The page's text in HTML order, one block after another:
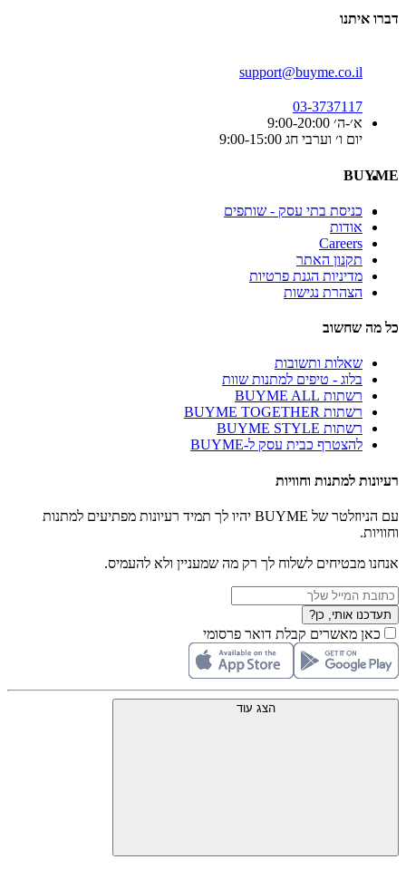
דברו איתנו
support@buyme.co.il
03-3737117
א׳-ה׳ 9:00-20:00
יום ו׳ וערבי חג 9:00-15:00
BUYME
כניסת בתי עסק - שותפים
אודות
Careers
תקנון האתר
מדיניות הגנת פרטיות
הצהרת נגישות
כל מה שחשוב
שאלות ותשובות
בלוג - טיפים למתנות שוות
רשתות BUYME ALL
רשתות BUYME TOGETHER
רשתות BUYME STYLE
להצטרף כבית עסק ל-BUYME
רעיונות למתנות וחוויות
עם הניוזלטר של BUYME יהיו לך תמיד רעיונות מפתיעים למתנות
וחוויות.
אנחנו מבטיחים לשלוח לך רק מה שמעניין ולא להעמיס.
תעדכנו אותי, כן?
כאן מאשרים קבלת דואר פרסומי
הצג עוד